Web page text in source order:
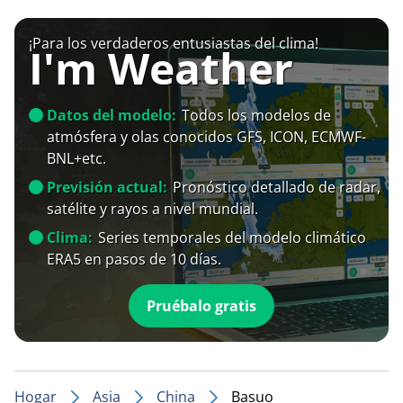
¡Para los verdaderos entusiastas del clima!
I'm Weather
Datos del modelo: Todos los modelos de
atmósfera y olas conocidos GFS, ICON, ECMWF-
BNL+etc.
Previsión actual: Pronóstico detallado de radar,
satélite y rayos a nivel mundial.
Clima: Series temporales del modelo climático
ERA5 en pasos de 10 días.
Pruébalo gratis
Hogar Asia China Basuo